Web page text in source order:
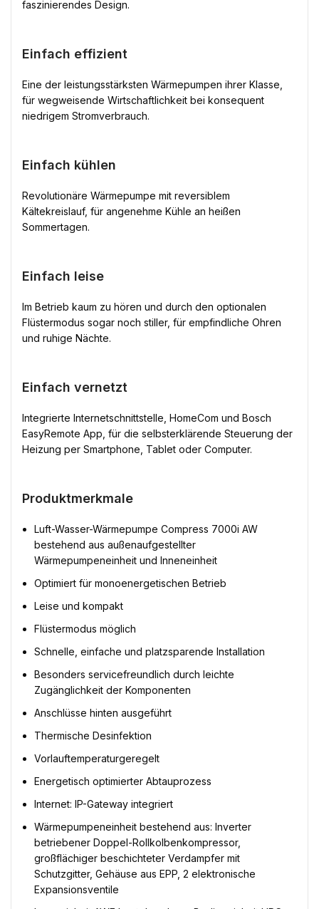
faszinierendes Design.
Einfach effizient
Eine der leistungsstärksten Wärmepumpen ihrer Klasse,
für wegweisende Wirtschaftlichkeit bei konsequent
niedrigem Stromverbrauch.
Einfach kühlen
Revolutionäre Wärmepumpe mit reversiblem
Kältekreislauf, für angenehme Kühle an heißen
Sommertagen.
Einfach leise
Im Betrieb kaum zu hören und durch den optionalen
Flüstermodus sogar noch stiller, für empfindliche Ohren
und ruhige Nächte.
Einfach vernetzt
Integrierte Internetschnittstelle, HomeCom und Bosch
EasyRemote App, für die selbsterklärende Steuerung der
Heizung per Smartphone, Tablet oder Computer.
Produktmerkmale
Luft-Wasser-Wärmepumpe Compress 7000i AW
bestehend aus außenaufgestellter
Wärmepumpeneinheit und Inneneinheit
Optimiert für monoenergetischen Betrieb
Leise und kompakt
Flüstermodus möglich
Schnelle, einfache und platzsparende Installation
Besonders servicefreundlich durch leichte
Zugänglichkeit der Komponenten
Anschlüsse hinten ausgeführt
Thermische Desinfektion
Vorlauftemperaturgeregelt
Energetisch optimierter Abtauprozess
Internet: IP-Gateway integriert
Wärmepumpeneinheit bestehend aus: Inverter
betriebener Doppel-Rollkolbenkompressor,
großflächiger beschichteter Verdampfer mit
Schutzgitter, Gehäuse aus EPP, 2 elektronische
Expansionsventile